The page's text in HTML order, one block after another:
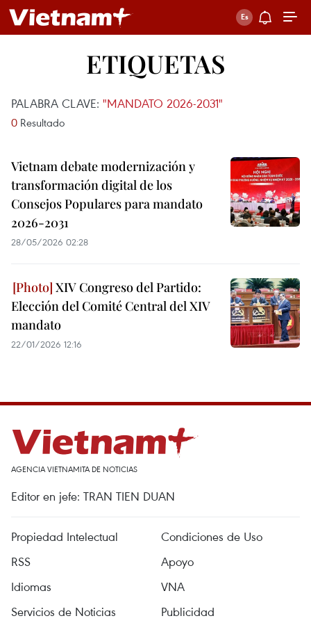
ETIQUETAS
PALABRA CLAVE: "MANDATO 2026-2031"
0 Resultado
Vietnam debate modernización y
transformación digital de los
Consejos Populares para mandato
2026-2031
28/05/2026 02:28
XIV Congreso del Partido:
Elección del Comité Central del XIV
mandato
22/01/2026 12:16
AGENCIA VIETNAMITA DE NOTICIAS
Editor en jefe: TRAN TIEN DUAN
Propiedad Intelectual
Condiciones de Uso
RSS
Apoyo
Idiomas
VNA
Servicios de Noticias
Publicidad